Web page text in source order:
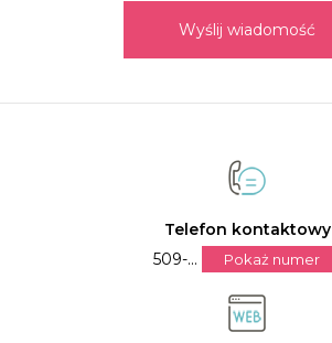
Wyślij wiadomość
Telefon kontaktowy
509-...
Pokaż numer